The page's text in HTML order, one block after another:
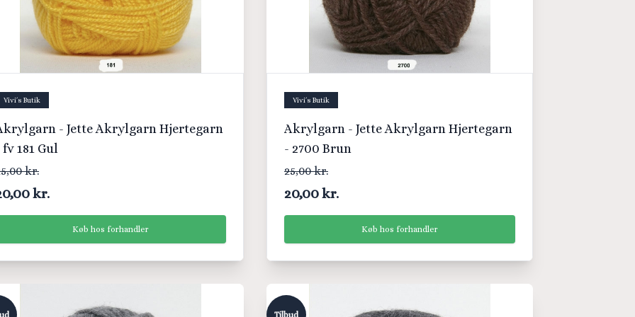
Vivi´s Butik
- Jette Akrylgarn Hjertegarn
fv 181 Gul
kr.
kr.
Køb hos forhandler
Vivi´s Butik
Akrylgarn - Jette Akrylgarn Hjertegarn
- 2700 Brun
25,00 kr.
20,00 kr.
Køb hos forhandler
Tilbud